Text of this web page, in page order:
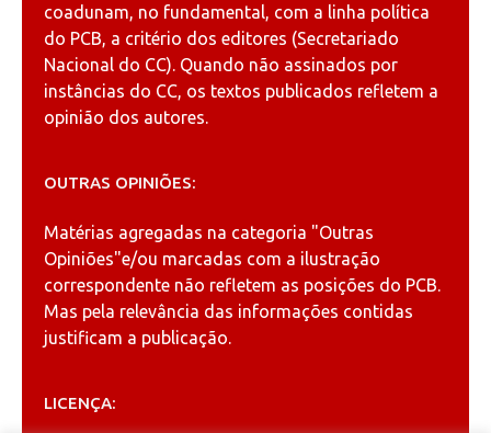
coadunam, no fundamental, com a linha política
do PCB, a critério dos editores (Secretariado
Nacional do CC). Quando não assinados por
instâncias do CC, os textos publicados refletem a
opinião dos autores.
OUTRAS OPINIÕES:
Matérias agregadas na categoria "Outras
Opiniões"e/ou marcadas com a ilustração
correspondente não refletem as posições do PCB.
Mas pela relevância das informações contidas
justificam a publicação.
LICENÇA: